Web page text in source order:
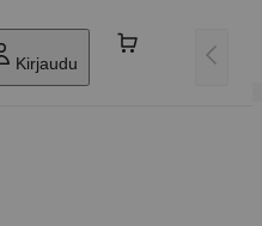
Kirjaudu